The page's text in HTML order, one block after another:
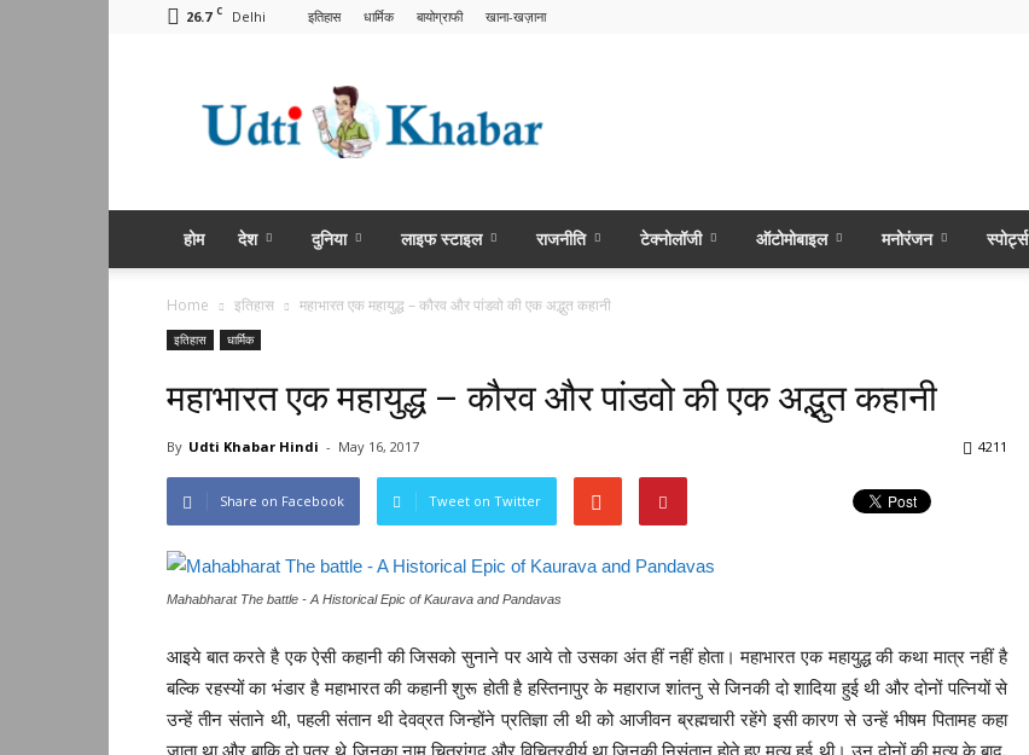
26.7 C Delhi इतिहास धार्मिक बायोग्राफी खाना-खज़ाना
Khabar
Hindi
होम देश दुनिया लाइफ स्टाइल राजनीति टेक्नोलॉजी ऑटोमोबाइल मनोरंजन स्पोर्ट्स
Home इतिहास महाभारत एक महायुद्ध – कौरव और पांडवो की एक अद्भुत कहानी
इतिहास धार्मिक
महाभारत एक महायुद्ध – कौरव और पांडवो की एक अद्भुत कहानी
By Udti Khabar Hindi - May 16, 2017 4211
Share on Facebook Tweet on Twitter
Mahabharat The battle - A Historical Epic of Kaurava and Pandavas
आइये बात करते है एक ऐसी कहानी की जिसको सुनाने पर आये तो उसका अंत हीं नहीं होता। महाभारत एक महायुद्ध की कथा मात्र नहीं है
बल्कि रहस्यों का भंडार है महाभारत की कहानी शुरू होती है हस्तिनापुर के महाराज शांतनु से जिनकी दो शादिया हुई थी और दोनों पत्नियों से
उन्हें तीन संताने थी, पहली संतान थी देवव्रत जिन्होंने प्रतिज्ञा ली थी को आजीवन ब्रह्मचारी रहेंगे इसी कारण से उन्हें भीषम पितामह कहा
जाता था और बाकि दो पुत्र थे जिनका नाम चित्रांगद और विचित्रवीर्य था जिनकी निसंतान होते हुए मृत्यु हुई थी। उन दोनों की मृत्यु के बाद,